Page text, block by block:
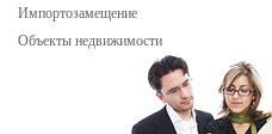
Импортозамещение
Объекты недвижимости